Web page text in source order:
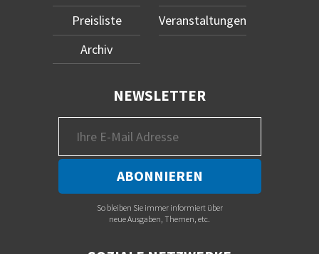
Preisliste
Archiv
Veranstaltungen
NEWSLETTER
So bleiben Sie immer informiert über
neue Ausgaben, Themen, etc.